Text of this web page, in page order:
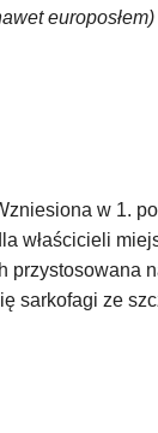
w 1.
właścicieli
przystosowana
sarkofagi ze